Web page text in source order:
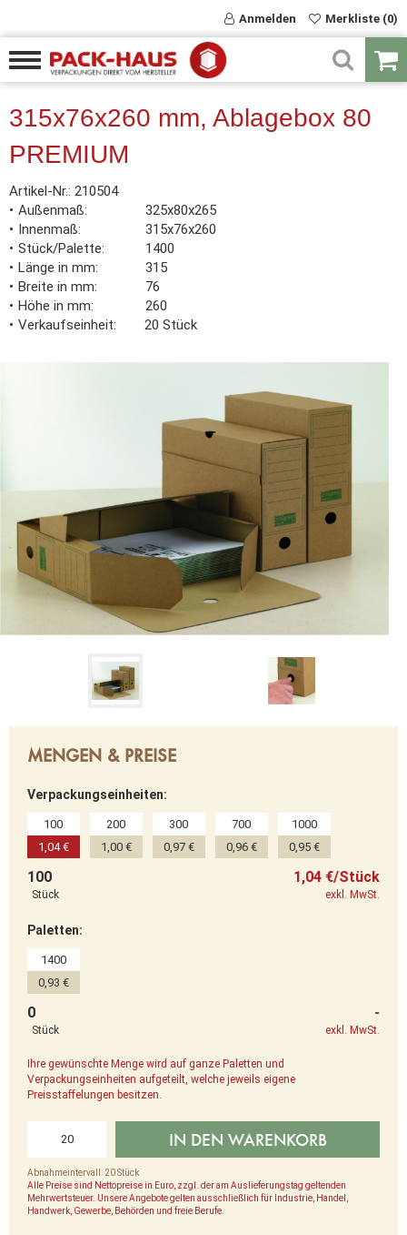
Anmelden Merkliste (0)
315x76x260 mm, Ablagebox 80
PREMIUM
Artikel-Nr.: 210504
Außenmaß
325x80x265
Innenmaß
315x76x260
Stück/Palette
1400
Länge in mm
315
Breite in mm
76
Höhe in mm
260
Verkaufseinheit
20 Stück
MENGEN & PREISE
Verpackungseinheiten:
100
1,04 €
200
1,00 €
300
0,97 €
700
0,96 €
1000
0,95 €
100
Stück
1,04 €/Stück
exkl. MwSt.
Paletten:
1400
0,93 €
0
Stück
-
exkl. MwSt.
Ihre gewünschte Menge wird auf ganze Paletten und
Verpackungseinheiten aufgeteilt, welche jeweils eigene
Preisstaffelungen besitzen.
Abnahmeintervall: 20 Stück
Alle Preise sind Nettopreise in Euro, zzgl. der am Auslieferungstag geltenden
Mehrwertsteuer. Unsere Angebote gelten ausschließlich für Industrie, Handel,
Handwerk, Gewerbe, Behörden und freie Berufe.
IN DEN WARENKORB